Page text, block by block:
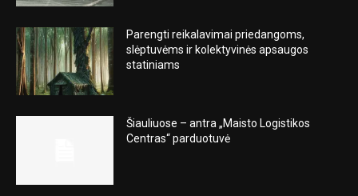
Parengti reikalavimai priedangoms,
slėptuvėms ir kolektyvinės apsaugos
statiniams
Šiauliuose – antra „Maisto Logistikos
Centras“ parduotuvė